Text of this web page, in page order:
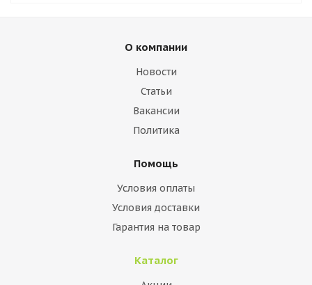
О компании
Новости
Статьи
Вакансии
Политика
Помощь
Условия оплаты
Условия доставки
Гарантия на товар
Каталог